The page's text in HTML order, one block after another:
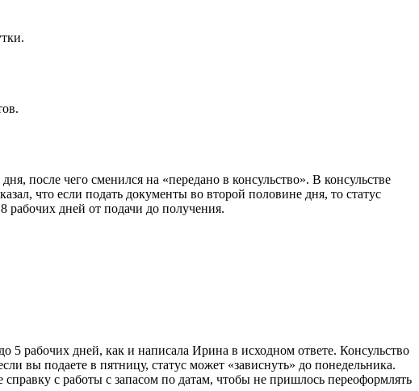
после чего сменился на «передано в консульство». В консульстве
что если подать документы во второй половине дня, то статус
рабочих дней от подачи до получения.
рабочих дней, как и написала Ирина в исходном ответе. Консульство
вы подаете в пятницу, статус может «зависнуть» до понедельника.
с работы с запасом по датам, чтобы не пришлось переоформлять